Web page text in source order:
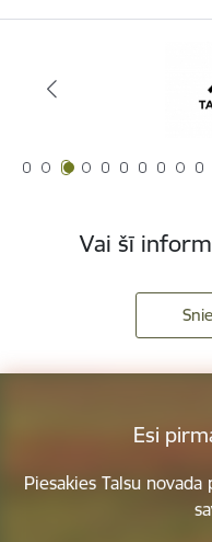
Vai šī
Esi
Piesakies Talsu